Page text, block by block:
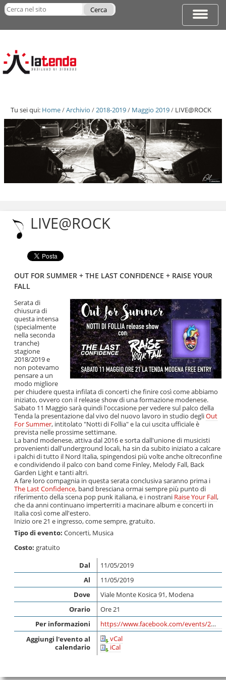
Salta
ai
|
navigazione
Espandi
di
Cerca nel sito
avanzata…
Tu sei qui: Home/Archivio /2018-2019/ Maggio 2019/ LIVE@ROCK
Salta
navigazione
LIVE@ROCK
OUT FOR SUMMER + THE LAST CONFIDENCE + RAISE YOUR
FALL
Serata di
chiusura di
questa intensa
(specialmente
nella seconda
tranche)
stagione
2018/2019 e
non potevamo
pensare a un
modo migliore
per chiudere questa infilata di concerti che finire così come abbiamo
iniziato, ovvero con il release show di una formazione modenese.
Sabato 11 Maggio sarà quindi l'occasione per vedere sul palco della
Tenda la presentazione dal vivo del nuovo lavoro in studio degliOut
For Summer, intitolato "Notti di Follia" e la cui uscita ufficiale è
prevista nelle prossime settimane.
La band modenese, attiva dal 2016 e sorta dall'unione di musicisti
provenienti dall'underground locali, ha sin da subito iniziato a calcare
i palchi di tutto il Nord Italia, spingendosi più volte anche oltreconfine
e condividendo il palco con band come Finley, Melody Fall, Back
Garden Light e tanti altri.
A fare loro compagnia in questa serata conclusiva saranno prima i
The Last Confidence, band bresciana ormai sempre più punto di
riferimento della scena pop punk italiana, e i nostrani Raise Your Fall,
che da anni continuano imperterriti a macinare album e concerti in
Italia così come all'estero.
Inizio ore 21 e ingresso, come sempre, gratuito.
Tipo di evento: Concerti, Musica
Costo: gratuito
Dal
11/05/2019
Al
11/05/2019
Dove
Viale Monte Kosica 91, Modena
Orario
Ore 21
Per informazioni
https://www.facebook.com/events/2327734064137017/
Aggiungi l'evento al
calendario
vCal
iCal